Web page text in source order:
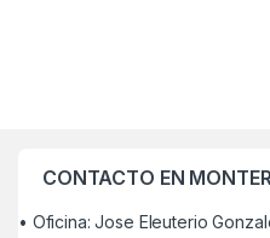
CONTACTO EN
• Oficina: Jose Eleuterio